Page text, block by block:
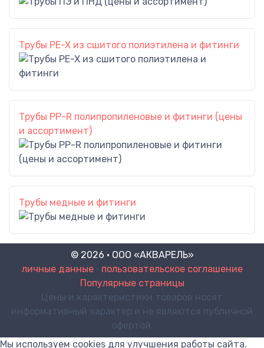
Трубы PE-X из сшитого полиэтилена и фитинги
Трубы PP-R полипропиленовые и фитинги (цены
и ассортимент)
Трубы медные и фитинги
© 2026 · ООО «АКВАРЕЛЬ»
личные данные• пользовательское соглашение
Популярные страницы
Цены и характеристики товаров носят
информативный характер и не являются публичной
офертой.
Мы используем cookies для улучшения работы сайта.